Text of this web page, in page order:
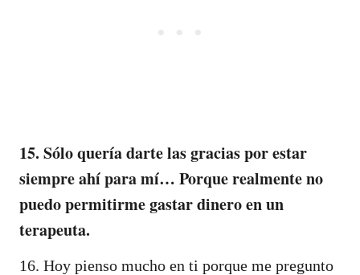
15. Sólo quería darte las gracias por estar
siempre ahí para mí… Porque realmente no
puedo permitirme gastar dinero en un
terapeuta.
16. Hoy pienso mucho en ti porque me pregunto